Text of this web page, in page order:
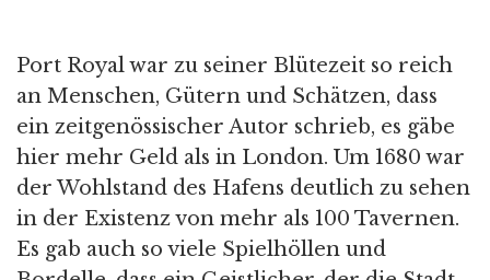
Port Royal war zu seiner Blütezeit so reich
an Menschen, Gütern und Schätzen, dass
ein zeitgenössischer Autor schrieb, es gäbe
hier mehr Geld als in London. Um 1680 war
der Wohlstand des Hafens deutlich zu sehen
in der Existenz von mehr als 100 Tavernen.
Es gab auch so viele Spielhöllen und